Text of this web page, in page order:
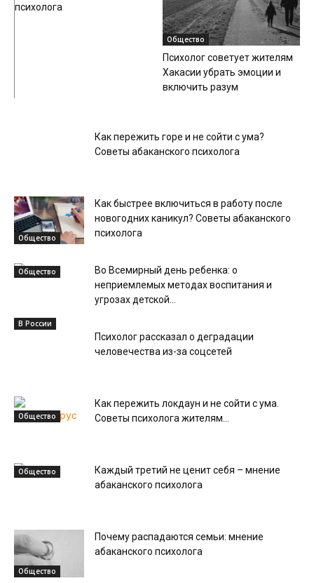
психолога
Общество
Психолог советует жителям
Хакасии убрать эмоции и
включить разум
Как пережить горе и не сойти с ума?
Советы абаканского психолога
Общество
Как быстрее включиться в работу после
новогодних каникул? Советы абаканского
психолога
Общество
Во Всемирный день ребенка: о
неприемлемых методах воспитания и
угрозах детской...
В России
Психолог рассказал о деградации
человечества из-за соцсетей
Общество
Как пережить локдаун и не сойти с ума.
Советы психолога жителям...
Общество
Каждый третий не ценит себя – мнение
абаканского психолога
Общество
Почему распадаются семьи: мнение
абаканского психолога